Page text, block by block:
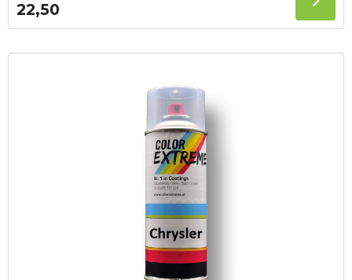
22,50